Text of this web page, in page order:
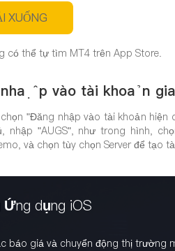
XUỐNG
có thể tự tìm MT4 trên App Store.
vào tài khoản
"Đăng nhập vào tài khoản
nhập "AUGS", như trong hình,
và chọn tùy chọn Server để tạo
dụng iOS
báo giá và chuyển động thị trường